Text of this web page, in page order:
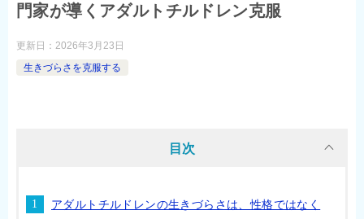
門家が導くアダルトチルドレン克服
更新日： 2026年3月23日
生きづらさを克服する
目次
アダルトチルドレンの生きづらさは、性格ではなく